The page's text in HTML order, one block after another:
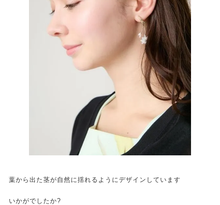
葉から出た茎が自然に揺れるようにデザインしています
いかがでしたか?